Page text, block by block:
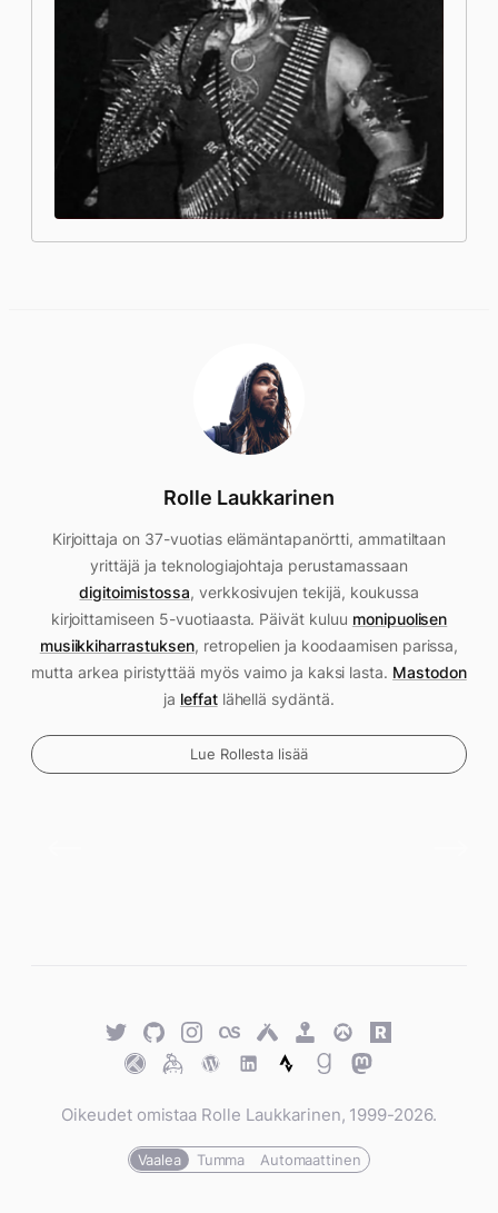
Rolle Laukkarinen
Kirjoittaja on 37-vuotias elämäntapanörtti, ammatiltaan
yrittäjä ja teknologiajohtaja perustamassaan
digitoimistossa, verkkosivujen tekijä, koukussa
kirjoittamiseen 5-vuotiaasta. Päivät kuluu monipuolisen
musiikkiharrastuksen, retropelien ja koodaamisen parissa,
mutta arkea piristyttää myös vaimo ja kaksi lasta. Mastodon
ja leffatlähellä sydäntä.
Lue Rollesta lisää
TwitterGitHubTwitterLast.fmUntappd
Retro
Achievements
Overwatch
Rawg.io
TraktKeybaseWordPress
WordPress
StravaGoodreads
Mastodon
Oikeudet omistaa Rolle Laukkarinen, 1999-2026.
Vaalea Tumma Automaattinen